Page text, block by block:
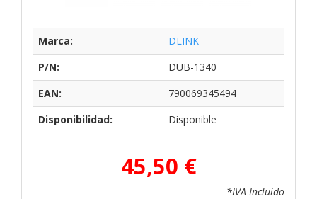
Marca:
DLINK
P/N:
DUB-1340
EAN:
790069345494
Disponibilidad:
Disponible
45,50 €
*IVA Incluido